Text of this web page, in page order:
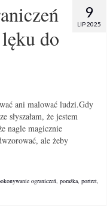
9
LIP 2025
do
ani malować ludzi.Gdy
słyszałam, że jestem
nagle magicznie
ale żeby
ograniczeń,porażka,portret,